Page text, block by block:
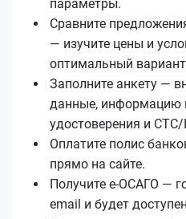
параметры.
Сравните
— изучите цены и
оптимальный
Заполните анкету —
данные, информацию
удостоверения и
Оплатите полис
прямо на сайте.
Получите е‑ОСАГО —
email и будет